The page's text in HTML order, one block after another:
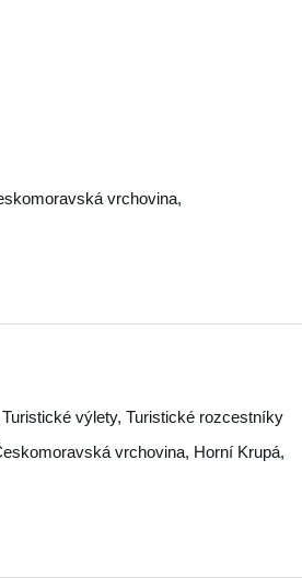
vrchovina,
výlety, Turistické rozcestníky
vrchovina, Horní Krupá,